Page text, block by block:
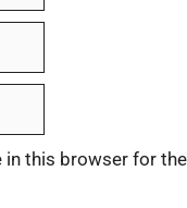
in this browser for the